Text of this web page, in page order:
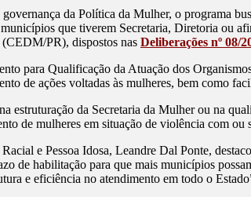
da Política da Mulher, o programa
que tiverem Secretaria, Diretoria ou
PR), dispostos nas Deliberações nº 08/
para Qualificação da Atuação dos
de ações voltadas às mulheres, bem como
estruturação da Secretaria da Mulher ou na
de mulheres em situação de violência com
e Pessoa Idosa, Leandre Dal Ponte,
de habilitação para que mais municípios
e eficiência no atendimento em todo o